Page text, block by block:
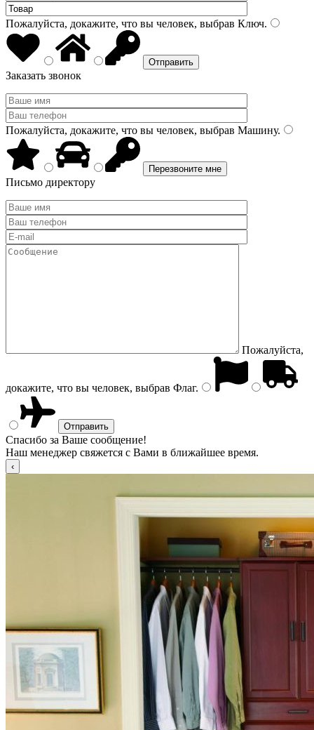
Пожалуйста, докажите, что вы человек, выбрав Ключ.
Заказать звонок
Пожалуйста, докажите, что вы человек, выбрав Машину.
Письмо директору
Пожалуйста,
докажите, что вы человек, выбрав Флаг.
Спасибо за Ваше сообщение!
Наш менеджер свяжется с Вами в ближайшее время.